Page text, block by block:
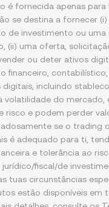
é fornecida apenas para
se destina a fornecer (i)
de investimento ou uma
(ii) uma oferta,
ou deter ativos
financeiro,
incluindo
volatilidade do mercado,
risco e podem perder
se o trading
é adequado para ti,
e tolerância ao
jurídico/fiscal/de
tuas circunstâncias
estão disponíveis em